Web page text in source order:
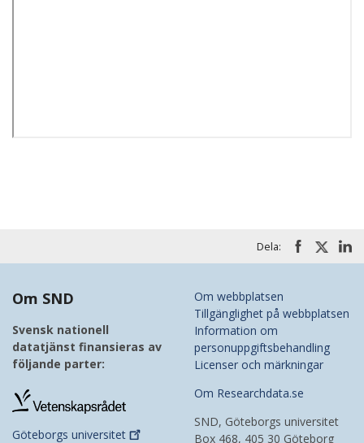
Dela:
Om SND
Svensk nationell
datatjänst finansieras av
följande parter:
Göteborgs universitet
Om webbplatsen
Tillgänglighet på webbplatsen
Information om
personuppgiftsbehandling
Licenser och märkningar
Om Researchdata.se
SND, Göteborgs universitet
Box 468, 405 30 Göteborg